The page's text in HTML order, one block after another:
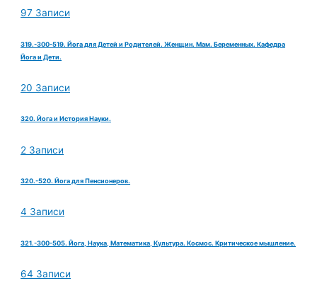
97 Записи
319.-300-519. Йога для Детей и Родителей. Женщин. Мам. Беременных. Кафедра
Йога и Дети.
20 Записи
320. Йога и История Науки.
2 Записи
320.-520. Йога для Пенсионеров.
4 Записи
321.-300-505. Йога, Наука, Математика, Культура. Космос. Критическое мышление.
64 Записи